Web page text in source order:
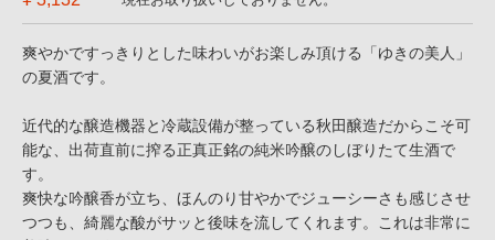
爽やかですっきりとした味わいがお楽しみ頂ける「ゆきの美人」
の夏酒です。
近代的な醸造機器と冷蔵設備が整っている秋田醸造だからこそ可
能な、出荷直前に搾る正真正銘の純米吟醸のしぼりたて生酒で
す。
爽快な吟醸香が立ち、ほんのり甘やかでジューシーさも感じさせ
つつも、綺麗な酸がサッと後味を流してくれます。これは非常に